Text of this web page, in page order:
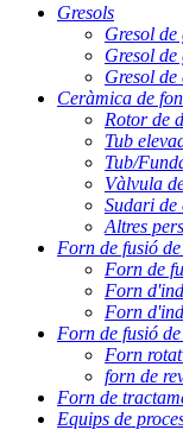
Gresols
Gresol
Gresol
Gresol
Ceràmica de
Rotor de
Tub
Tub/
Vàlvula
Sudari de
Altres
Forn de fusió
Forn de
Forn
Forn
Forn de fusió
Forn
forn de
Forn de
Equips de